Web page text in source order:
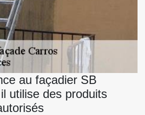
au façadier SB
utilise des produits